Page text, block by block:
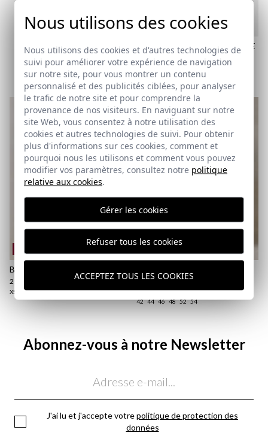
CEINTURE EN CUIR DE VACHE
TRESSÉ | CUERO
44,95 €
95 100 105 110
BLAZER EN SERGÉ | KAKI
29,95 €
XS M L XL 2XL 3XL
MARINE
29,95 € / 39,95 €
42 44 46 48 52 54
Abonnez-vous à notre Newsletter
J'ai lu et j'accepte votrepolitique de protection des
données
Nous utilisons des cookies
Nous utilisons des cookies et d'autres technologies de
suivi pour améliorer votre expérience de navigation
sur notre site, pour vous montrer un contenu
personnalisé et des publicités ciblées, pour analyser
le trafic de notre site et pour comprendre la
provenance de nos visiteurs. En naviguant sur notre
site Web, vous consentez à notre utilisation des
cookies et autres technologies de suivi. Pour obtenir
plus d'informations sur ces cookies, comment et
pourquoi nous les utilisons et comment vous pouvez
modifier vos paramètres, consultez notre politique
relative aux cookies.
Gérer les cookies
Refuser tous les cookies
ACCEPTEZ TOUS LES COOKIES